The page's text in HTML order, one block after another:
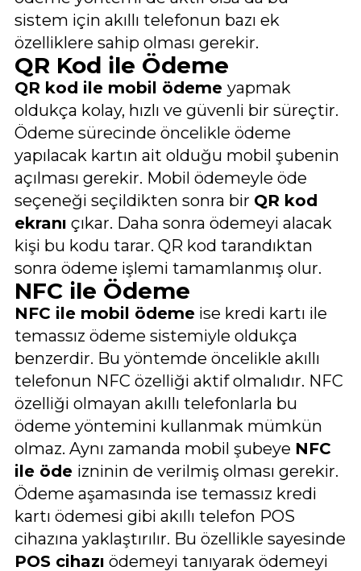
sistem için akıllı telefonun bazı ek
özelliklere sahip olması gerekir.
QR Kod ile Ödeme
QR kod ile mobil ödemeyapmak
oldukça kolay, hızlı ve güvenli bir süreçtir.
Ödeme sürecinde öncelikle ödeme
yapılacak kartın ait olduğu mobil şubenin
açılması gerekir. Mobil ödemeyle öde
seçeneği seçildikten sonra bir QR kod
ekranı çıkar. Daha sonra ödemeyi alacak
kişi bu kodu tarar. QR kod tarandıktan
sonra ödeme işlemi tamamlanmış olur.
NFC ile Ödeme
NFC ile mobil ödeme ise kredi kartı ile
temassız ödeme sistemiyle oldukça
benzerdir. Bu yöntemde öncelikle akıllı
telefonun NFC özelliği aktif olmalıdır. NFC
özelliği olmayan akıllı telefonlarla bu
ödeme yöntemini kullanmak mümkün
olmaz. Aynı zamanda mobil şubeye NFC
ile öde izninin de verilmiş olması gerekir.
Ödeme aşamasında ise temassız kredi
kartı ödemesi gibi akıllı telefon POS
cihazına yaklaştırılır. Bu özellikle sayesinde
POS cihazı ödemeyi tanıyarak ödemeyi